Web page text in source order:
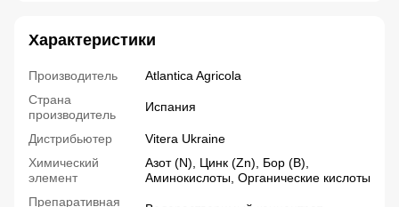
Характеристики
Производитель
Atlantica Agricola
Страна
производитель
Испания
Дистрибьютер
Vitera Ukraine
Химический
элемент
Азот (N), Цинк (Zn), Бор (B),
Аминокислоты, Органические кислоты
Препаративная